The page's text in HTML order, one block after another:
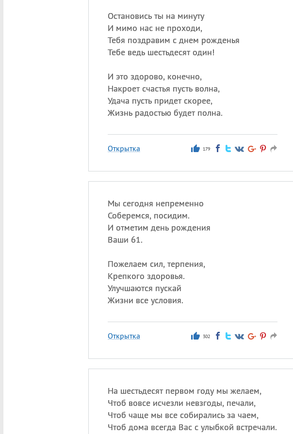
Остановись ты на минуту
И мимо нас не проходи,
Тебя поздравим с днем рожденья
Тебе ведь шестьдесят один!
И это здорово, конечно,
Накроет счастья пусть волна,
Удача пусть придет скорее,
Жизнь радостью будет полна.
Открытка 179
Мы сегодня непременно
Соберемся, посидим.
И отметим день рождения
Ваши 61.
Пожелаем сил, терпения,
Крепкого здоровья.
Улучшаются пускай
Жизни все условия.
Открытка 302
На шестьдесят первом году мы желаем,
Чтоб вовсе исчезли невзгоды, печали,
Чтоб чаще мы все собирались за чаем,
Чтоб дома всегда Вас с улыбкой встречали.